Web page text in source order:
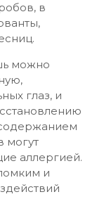
в
можно
глаз, и
могут
аллергией.
и